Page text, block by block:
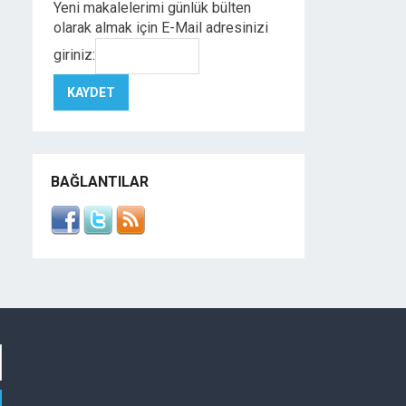
Yeni makalelerimi günlük bülten
olarak almak için E-Mail adresinizi
giriniz:
BAĞLANTILAR